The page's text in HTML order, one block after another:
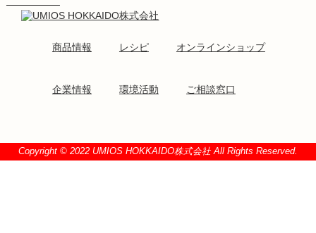
商品情報 レシピ オンラインショップ
企業情報 環境活動 ご相談窓口
Copyright © 2022 UMIOS HOKKAIDO株式会社 All Rights Reserved.